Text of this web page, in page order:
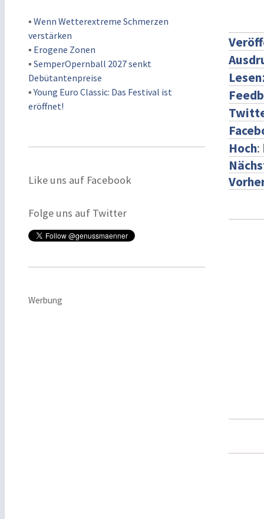
▪ Wenn Wetterextreme Schmerzen
verstärken
▪ Erogene Zonen
▪ SemperOpernball 2027 senkt
Debütantenpreise
▪Young Euro Classic: Das Festival ist
eröffnet!
Like uns auf Facebook
Folge uns auf Twitter
Werbung
Hoch: